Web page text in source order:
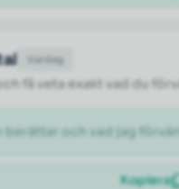
Vardag
få veta exakt vad du
och vad jag
Kopiera